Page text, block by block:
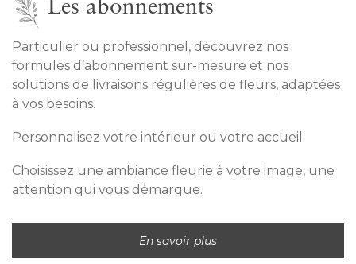
Les abonnements
Particulier ou professionnel, découvrez nos
formules d’abonnement sur-mesure et nos
solutions de livraisons régulières de fleurs, adaptées
à vos besoins.
Personnalisez votre intérieur ou votre accueil.
Choisissez une ambiance fleurie à votre image, une
attention qui vous démarque.
En savoir plus